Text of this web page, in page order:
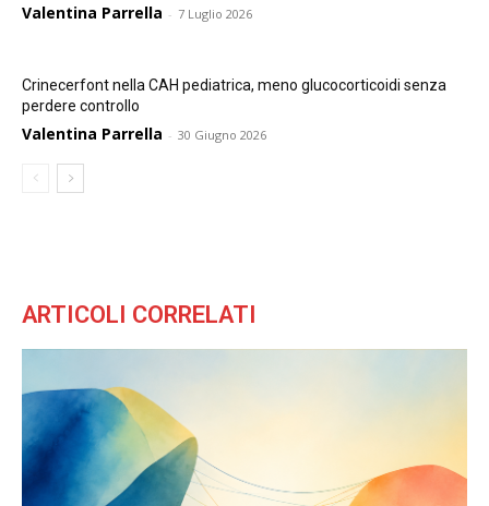
Valentina Parrella - 7 Luglio 2026
Crinecerfont nella CAH pediatrica, meno glucocorticoidi senza
perdere controllo
Valentina Parrella - 30 Giugno 2026
ARTICOLI CORRELATI